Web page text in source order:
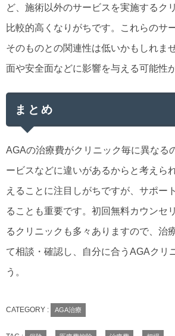
ど、施術以外のサービスを実施するク
比較的高くなりがちです。これらのサ
そのものとの関連性は低いかもしれま
面や安全面などに影響を与える可能性
まとめ
AGAの治療費がクリニック毎に異なる
ービスなどに違いがあるからと考えら
えることに注目しがちですが、サポー
ることも重要です。初回無料カウンセ
るクリニックも多々ありますので、治
て相談・確認し、自分に合うAGAクリ
う。
CATEGORY : AGA治療